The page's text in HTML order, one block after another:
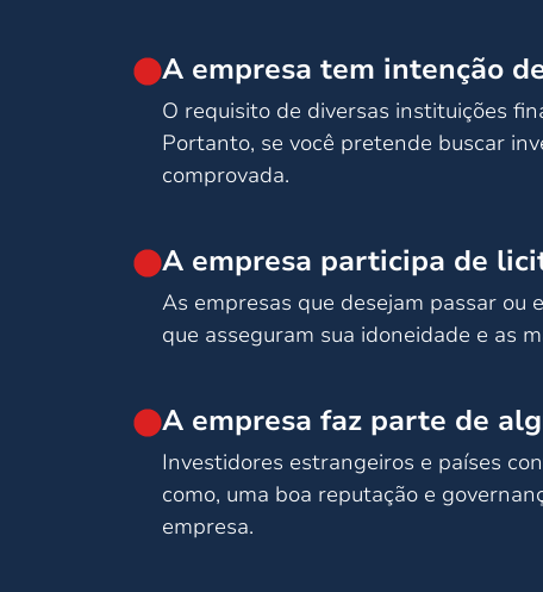
A empresa tem intenção
O requisito de diversas instituições
Portanto, se você pretende buscar
comprovada.
A empresa participa de
As empresas que desejam passar ou
que asseguram sua idoneidade e as
A empresa faz parte de
Investidores estrangeiros e países
como, uma boa reputação e
empresa.